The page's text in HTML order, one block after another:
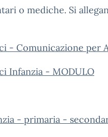
o mediche. Si
- Comunicazione per
Infanzia - MODULO
- primaria -